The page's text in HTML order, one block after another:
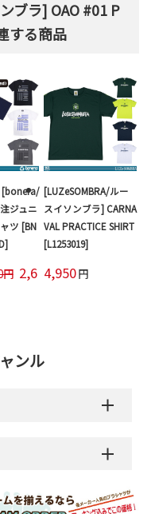
ブラ] OAO #01 P
する商品
[bonera/
ジュニ
ツ [BN
円 2,6
[LUZeSOMBRA/ルー
スイソンブラ] CARNA
VAL PRACTICE SHIRT
[L1253019]
4,950円
ンル